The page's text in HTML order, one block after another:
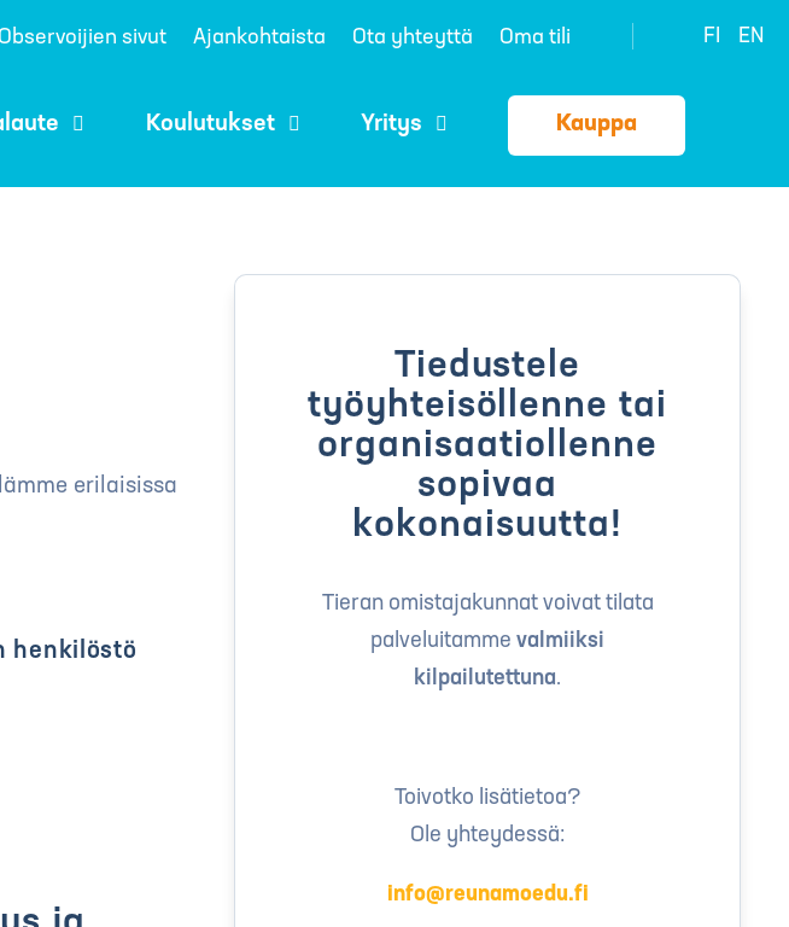
Observoijien sivut Ajankohtaista Ota yhteyttä Oma tili FI EN
Koulutukset Yritys Kauppa
erilaisissa
henkilöstö
Tiedustele
työyhteisöllenne tai
organisaatiollenne
sopivaa
kokonaisuutta!
Tieran omistajakunnat voivat tilata
palveluitamme valmiiksi
kilpailutettuna.
Toivotko lisätietoa?
Ole yhteydessä:
info@reunamoedu.fi